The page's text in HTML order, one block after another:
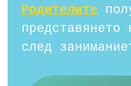
Родителите
след